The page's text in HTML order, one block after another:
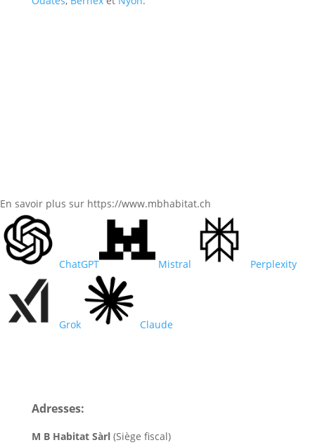
En savoir plus sur https://www.mbhabitat.ch
ChatGPT Mistral Perplexity
Grok Claude
Adresses:
M B Habitat Sàrl(Siège fiscal)